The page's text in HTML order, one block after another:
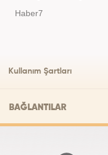
Haber7
Kullanım Şartları
BAĞLANTILAR